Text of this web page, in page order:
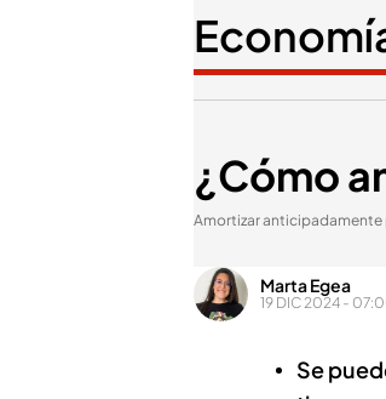
¿Cómo
Amortizar anticipadamente
Marta Egea
19 DIC 2024 -
Se